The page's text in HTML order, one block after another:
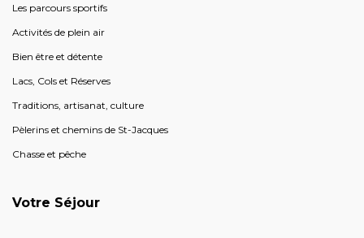
Les parcours sportifs
Activités de plein air
Bien être et détente
Lacs, Cols et Réserves
Traditions, artisanat, culture
Pèlerins et chemins de St-Jacques
Chasse et pêche
Votre Séjour